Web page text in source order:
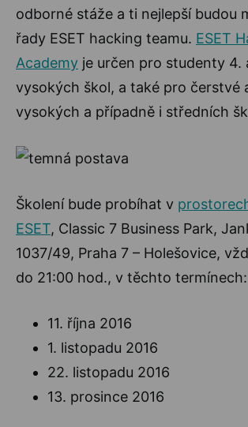
odborné stáže a ti nejlepší budou
řady ESET hacking teamu. ESET
Academy je určen pro studenty 4.
vysokých škol, a také pro čerstvé
vysokých a případně i středních
Školení bude probíhat v
ESET, Classic 7 Business Park,
1037/49, Praha 7 – Holešovice,
do 21:00 hod., v těchto termínech:
11. října 2016
1. listopadu 2016
22. listopadu 2016
13. prosince 2016